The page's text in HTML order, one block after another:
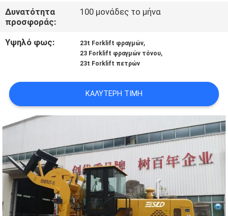
Δυνατότητα
προσφοράς:
100 μονάδες το μήνα
Υψηλό φως: 23t Forklift φραγμών,
23 Forklift φραγμών τόνου,
23t Forklift πετρών
ΚΑΛΎΤΕΡΗ ΤΙΜΉ